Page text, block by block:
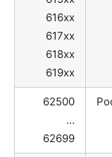
616xx
617xx
618xx
619xx
62500
…
62699